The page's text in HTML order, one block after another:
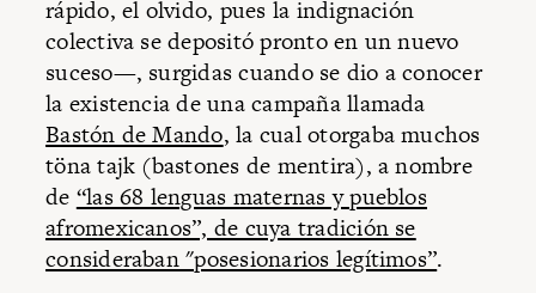
rápido, el olvido, pues la indignación
colectiva se depositó pronto en un nuevo
suceso—, surgidas cuando se dio a conocer
la existencia de una campaña llamada
Bastón de Mando, la cual otorgaba muchos
töna tajk (bastones de mentira), a nombre
de “las 68 lenguas maternas y pueblos
afromexicanos”, de cuya tradición se
consideraban "posesionarios legítimos”.